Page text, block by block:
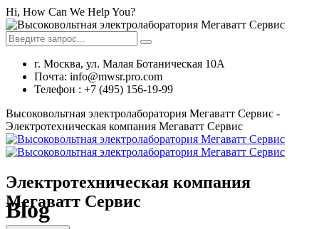
Hi, How Can We Help You?
г. Москва, ул. Малая Ботаническая 10А
Почта: info@mwsr.pro.com
Телефон : +7 (495) 156-19-99
Высоковольтная электролаборатория Мегаватт Сервис -
Электротехническая компания Мегаватт Сервис
Электротехническая компания
Мегаватт Сервис
Blog